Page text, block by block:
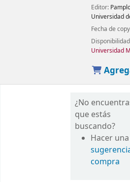
Editor:
Universidad
Fecha de
Universidad
¿No
que estás
buscando?
Hacer una
compra